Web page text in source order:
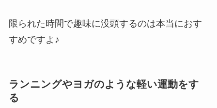
限られた時間で趣味に没頭するのは本当におす
すめですよ♪
ランニングやヨガのような軽い運動をす
る